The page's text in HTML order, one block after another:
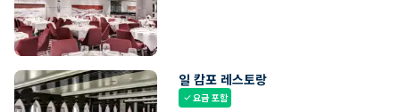
일 캄포 레스토랑
check요금 포함